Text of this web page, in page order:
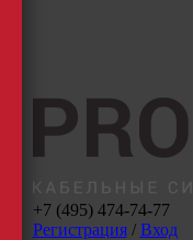
+7 (495) 474-74-77
Регистрация/ Вход